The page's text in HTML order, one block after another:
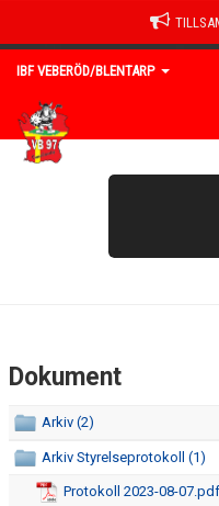
IBF VEBERÖD/BLENTARP
HEM
KALENDER
Dokument
Arkiv (2)
Arkiv Styrelseprotokoll (1)
Protokoll 2023-08-07.pdf